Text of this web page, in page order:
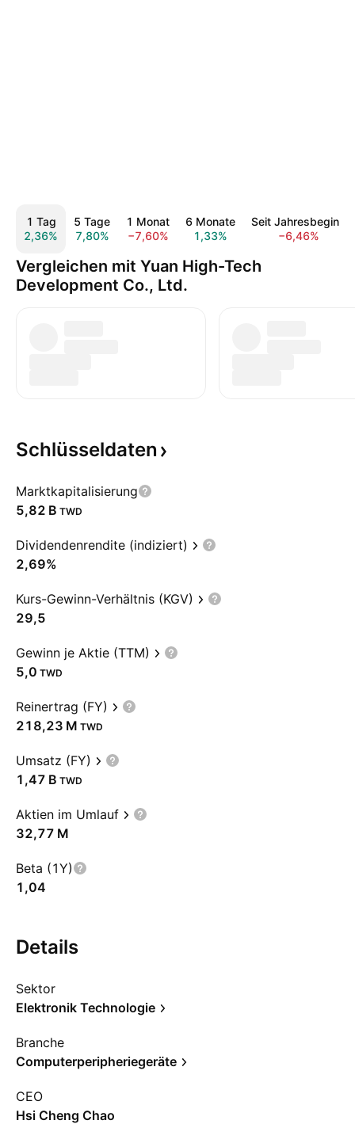
1 Tag
2,36%
5 Tage
7,80%
1 Monat
−7,60%
6 Monate
1,33%
Seit Jahresbeginn
−6,46%
Vergleichen mit Yuan High-Tech
Development Co., Ltd.
Schlüsseldaten
Marktkapitalisierung
‪5,82 B‬ TWD
Dividendenrendite (indiziert)
2,69%
Kurs-Gewinn-Verhältnis (KGV)
29,5
Gewinn je Aktie (TTM)
5,0 TWD
Reinertrag (FY)
‪218,23 M‬ TWD
Umsatz (FY)
‪1,47 B‬ TWD
Aktien im Umlauf
‪32,77 M‬
Beta (1Y)
1,04
Details
Sektor
Elektronik Technologie
Branche
Computerperipheriegeräte
CEO
Hsi Cheng Chao